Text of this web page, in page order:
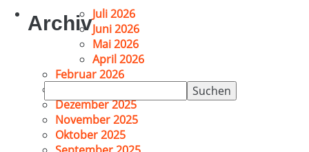
Suchen
nach:
ArchivJuli 2026
Juni 2026
Mai 2026
April 2026
Februar 2026
Dezember 2025
November 2025
Oktober 2025